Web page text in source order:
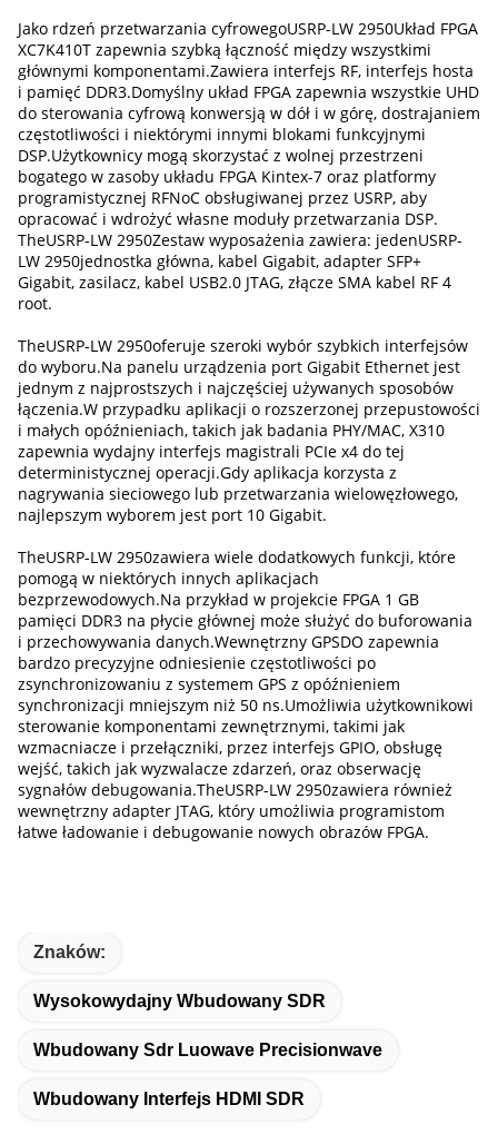
Jako rdzeń przetwarzania cyfrowegoUSRP-LW 2950Układ FPGA
XC7K410T zapewnia szybką łączność między wszystkimi
głównymi komponentami.Zawiera interfejs RF, interfejs hosta
i pamięć DDR3.Domyślny układ FPGA zapewnia wszystkie UHD
do sterowania cyfrową konwersją w dół i w górę, dostrajaniem
częstotliwości i niektórymi innymi blokami funkcyjnymi
DSP.Użytkownicy mogą skorzystać z wolnej przestrzeni
bogatego w zasoby układu FPGA Kintex-7 oraz platformy
programistycznej RFNoC obsługiwanej przez USRP, aby
opracować i wdrożyć własne moduły przetwarzania DSP.
TheUSRP-LW 2950Zestaw wyposażenia zawiera: jedenUSRP-
LW 2950jednostka główna, kabel Gigabit, adapter SFP+
Gigabit, zasilacz, kabel USB2.0 JTAG, złącze SMA kabel RF 4
root.
TheUSRP-LW 2950oferuje szeroki wybór szybkich interfejsów
do wyboru.Na panelu urządzenia port Gigabit Ethernet jest
jednym z najprostszych i najczęściej używanych sposobów
łączenia.W przypadku aplikacji o rozszerzonej przepustowości
i małych opóźnieniach, takich jak badania PHY/MAC, X310
zapewnia wydajny interfejs magistrali PCIe x4 do tej
deterministycznej operacji.Gdy aplikacja korzysta z
nagrywania sieciowego lub przetwarzania wielowęzłowego,
najlepszym wyborem jest port 10 Gigabit.
TheUSRP-LW 2950zawiera wiele dodatkowych funkcji, które
pomogą w niektórych innych aplikacjach
bezprzewodowych.Na przykład w projekcie FPGA 1 GB
pamięci DDR3 na płycie głównej może służyć do buforowania
i przechowywania danych.Wewnętrzny GPSDO zapewnia
bardzo precyzyjne odniesienie częstotliwości po
zsynchronizowaniu z systemem GPS z opóźnieniem
synchronizacji mniejszym niż 50 ns.Umożliwia użytkownikowi
sterowanie komponentami zewnętrznymi, takimi jak
wzmacniacze i przełączniki, przez interfejs GPIO, obsługę
wejść, takich jak wyzwalacze zdarzeń, oraz obserwację
sygnałów debugowania.TheUSRP-LW 2950zawiera również
wewnętrzny adapter JTAG, który umożliwia programistom
łatwe ładowanie i debugowanie nowych obrazów FPGA.
Znaków:
Wysokowydajny Wbudowany SDR
Wbudowany Sdr Luowave Precisionwave
Wbudowany Interfejs HDMI SDR